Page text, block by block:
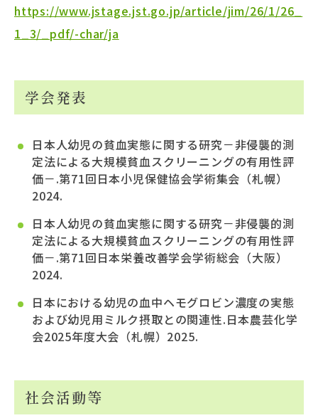
https://www.jstage.jst.go.jp/article/jim/26/1/26_
1_3/_pdf/-char/ja
学会発表
日本人幼児の貧血実態に関する研究－非侵襲的測
定法による大規模貧血スクリーニングの有用性評
価－.第71回日本小児保健協会学術集会（札幌）
2024.
日本人幼児の貧血実態に関する研究－非侵襲的測
定法による大規模貧血スクリーニングの有用性評
価－.第71回日本栄養改善学会学術総会（大阪）
2024.
日本における幼児の血中ヘモグロビン濃度の実態
および幼児用ミルク摂取との関連性.日本農芸化学
会2025年度大会（札幌）2025.
社会活動等